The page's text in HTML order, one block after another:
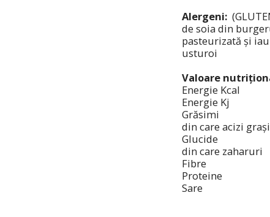
Alergeni:
de soia din
pasteurizată și
usturoi
Valoare
Energie Kcal
Energie Kj
Grăsimi
din care acizi
Glucide
din care zaharuri
Fibre
Proteine
Sare